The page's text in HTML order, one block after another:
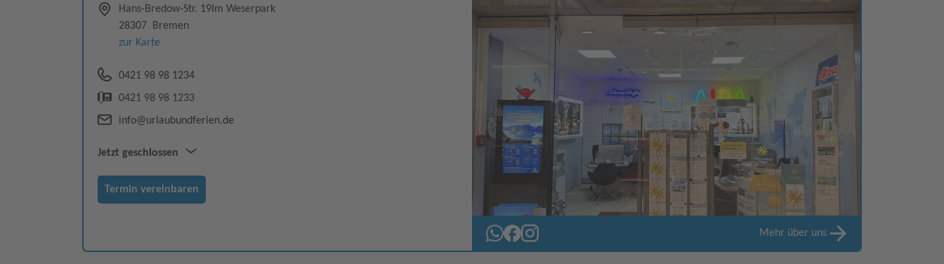
Mehr über uns
Hans-Bredow-Str. 19 Im Weserpark
28307
Bremen
zur Karte
0421 98 98 1234
0421 98 98 1233
info@urlaubundferien.de
Jetzt geschlossen
Mo–Sa
10:00–19:30
Termin vereinbaren